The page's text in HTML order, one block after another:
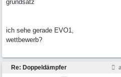
grundsatz
ich sehe gerade EVO1,
wettbewerb?
Re: Doppeldämpfer